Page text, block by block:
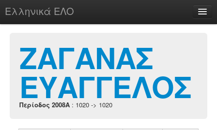
Ελληνικά ΕΛΟ
chesstu.be @ discord
Login
ΖΑΓΑΝΑΣ
ΕΥΑΓΓΕΛΟΣ
Περίοδος 2008A : 1020 -> 1020